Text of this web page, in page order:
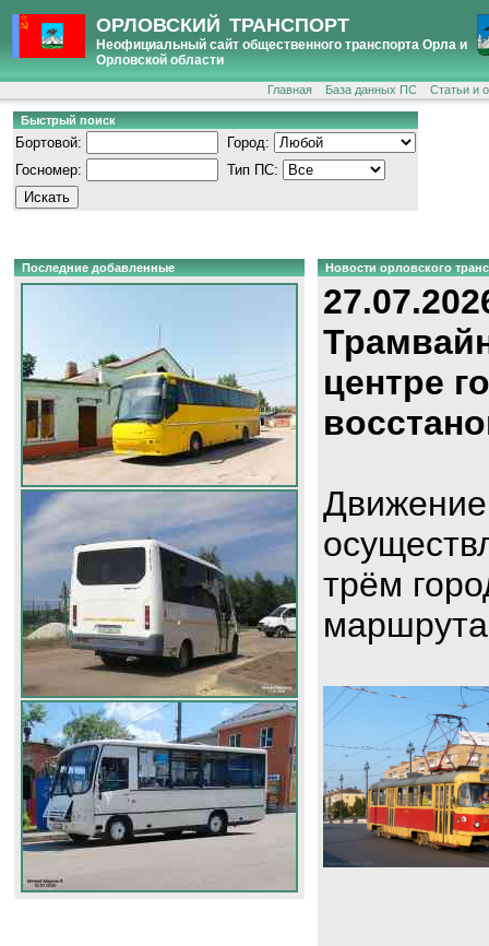
ОРЛОВСКИЙ ТРАНСПОРТ
Неофициальный сайт общественного транспорта Орла и
Орловской области
Главная База данных ПС Статьи и
Быстрый поиск
Бортовой:
Город:
Госномер:
Тип ПС:
Последние добавленные Новости орловского
центре
Движение
трём